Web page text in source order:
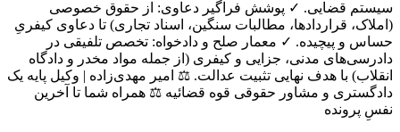
سیستم قضایی. ✓ پوشش فراگیر دعاوی: از حقوق خصوصی
(املاک، قراردادها، مطالبات سنگین، اسناد تجاری) تا دعاوی کیفریِ
حساس و پیچیده. ✓ معمار صلح و دادخواه: تخصص تلفیقی در
دادرسی‌های مدنی، جزایی و کیفری (از جمله مواد مخدر و دادگاه
انقلاب) با هدف نهایی تثبیت عدالت. ⚖️ امیر مهدی‌زاده | وکیل پایه یک
دادگستری و مشاور حقوقی قوه قضائیه ⚖️ همراه شما تا آخرین
نفسِ پرونده